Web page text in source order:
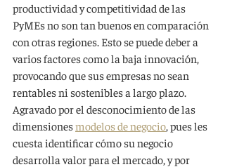
productividad y competitividad de las
PyMEs no son tan buenos en comparación
con otras regiones. Esto se puede deber a
varios factores como la baja innovación,
provocando que sus empresas no sean
rentables ni sostenibles a largo plazo.
Agravado por el desconocimiento de las
dimensiones modelos de negocio, pues les
cuesta identificar cómo su negocio
desarrolla valor para el mercado, y por